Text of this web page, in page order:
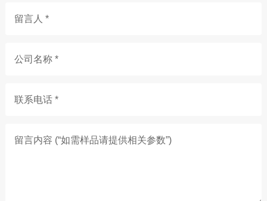
留言人 *
公司名称 *
联系电话 *
留言内容 (“如需样品请提供相关参数”)